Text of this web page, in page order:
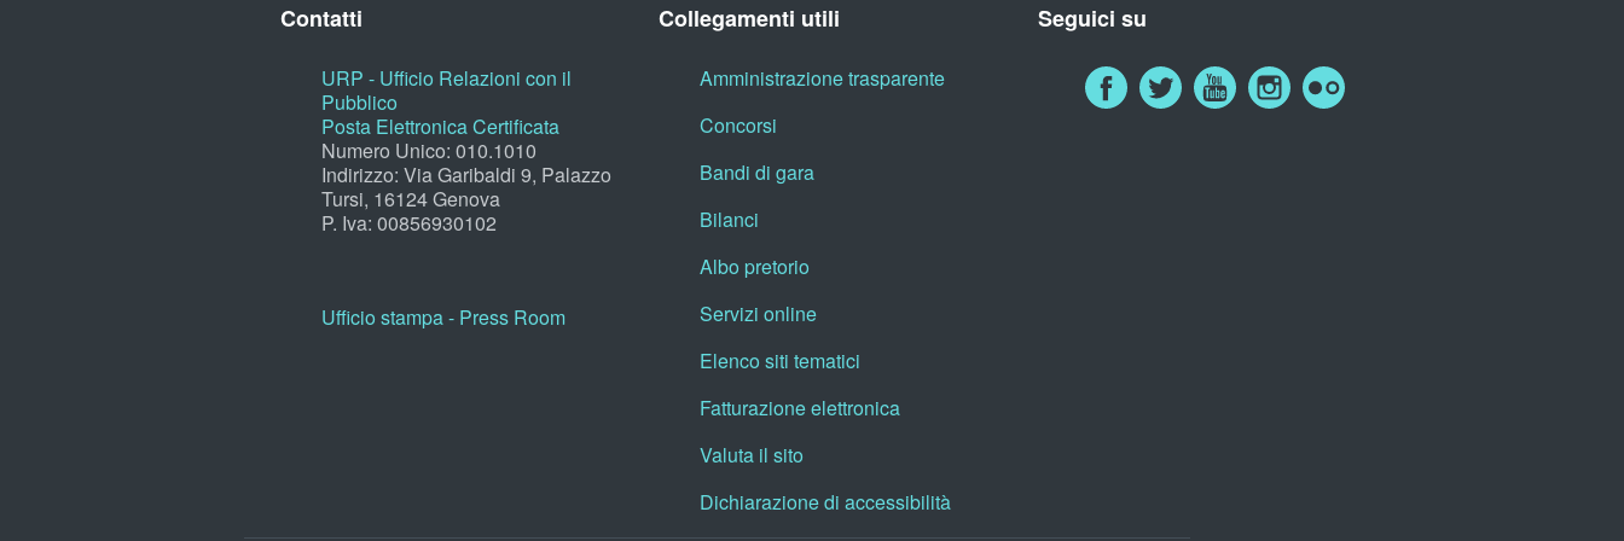
Contatti
URP - Ufficio Relazioni con il
Pubblico
Posta Elettronica Certificata
Numero Unico: 010.1010
Indirizzo: Via Garibaldi 9, Palazzo
Tursi, 16124 Genova
P. Iva: 00856930102
Ufficio stampa - Press Room
Collegamenti utili
Amministrazione trasparente
Concorsi
Bandi di gara
Bilanci
Albo pretorio
Servizi online
Elenco siti tematici
Fatturazione elettronica
Valuta il sito
Dichiarazione di accessibilità
Seguici su